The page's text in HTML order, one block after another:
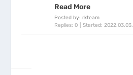
Read More
Posted by: rkteam
Replies: 0
Started:2022.03.03.